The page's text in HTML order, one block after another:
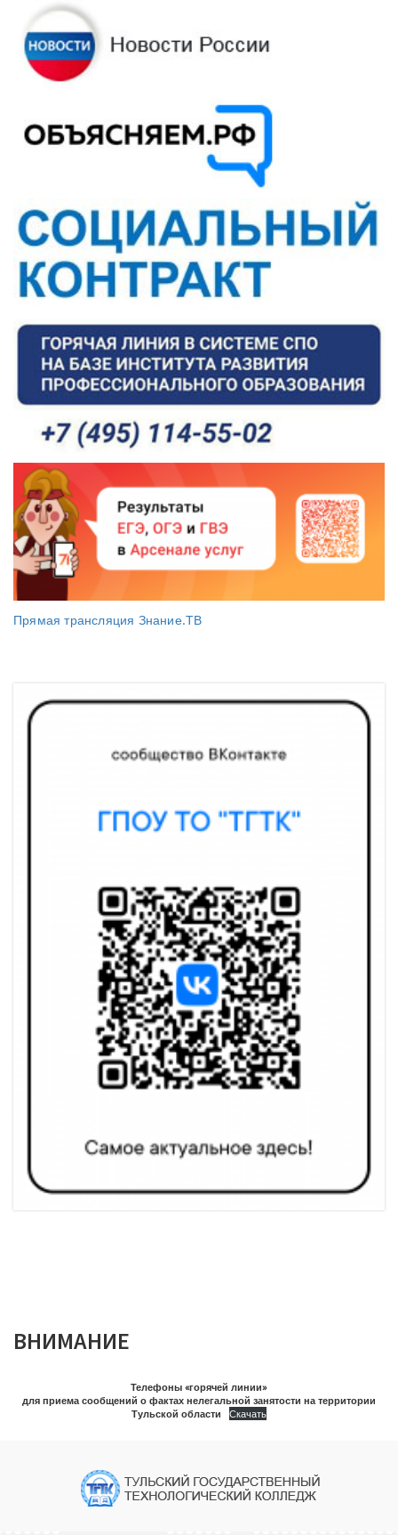
Прямая трансляция Знание.ТВ
ВНИМАНИЕ
Телефоны «горячей линии»
для приема сообщений о фактах нелегальной занятости на территории
Тульской области
Скачать